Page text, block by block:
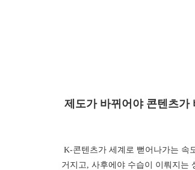
제도가 바뀌어야 콘텐츠가
K-콘텐츠가 세계로 뻗어나가는 속
거지고, 사후에야 수습이 이뤄지는